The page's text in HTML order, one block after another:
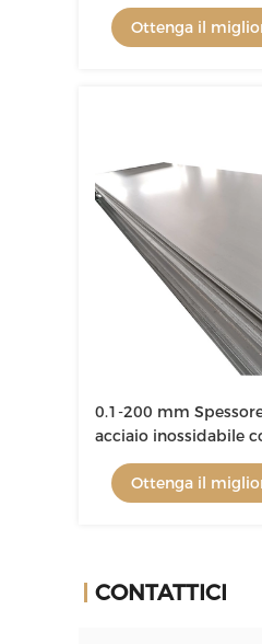
Ottenga il
0.1-200 mm
acciaio inossidabile
mulino 1000-3000
larghezza
Ottenga il
CONTATTICI